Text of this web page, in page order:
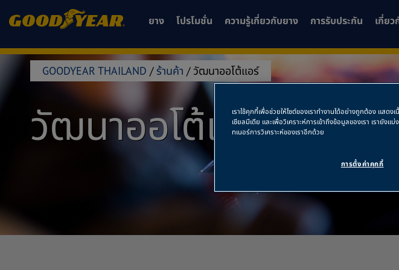
ยาง โปรโมชั่น ความรู้เกี่ยวกับยาง การรับประกัน เกี่ยว
GOODYEAR THAILAND / ร้านค้า /วัฒนาออโต้แอร์
วัฒนาออโต้แอร์เราใช้คุกกี้เพื่อช่วยให้ไซต์ของเราทำงานได้อย่างถูกต้อง แสด
เชียลมีเดีย และเพื่อวิเคราะห์การเข้าถึงข้อมูลของเรา เรายัง
ทเนอร์การวิเคราะห์ของเราอีกด้วย
การตั้งค่าคุกกี้